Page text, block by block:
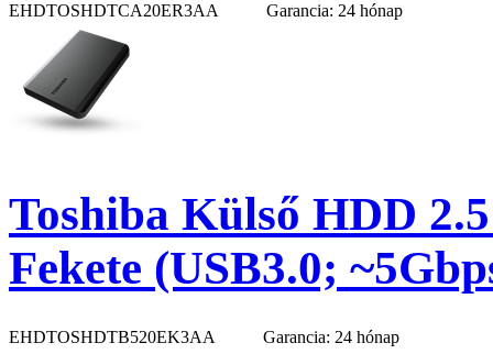
EHDTOSHDTCA20ER3AA Garancia: 24 hónap
Toshiba Külső HDD
Fekete (USB3.0;
EHDTOSHDTB520EK3AA Garancia: 24 hónap